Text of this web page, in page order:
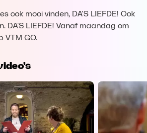
ook mooi vinden, DA'S LIEFDE! Ook
DA'S LIEFDE! Vanaf maandag om
VTM GO.